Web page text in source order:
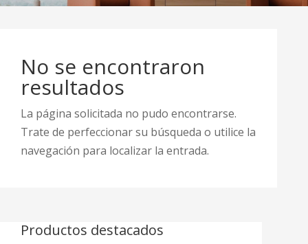
No se encontraron
resultados
La página solicitada no pudo encontrarse.
Trate de perfeccionar su búsqueda o utilice la
navegación para localizar la entrada.
Productos destacados